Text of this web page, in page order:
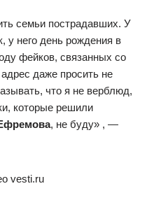
семьи пострадавших. У
у него день рождения в
фейков, связанных со
даже просить не
что я не верблюд,
которые решили
, не буду» , —
vesti.ru